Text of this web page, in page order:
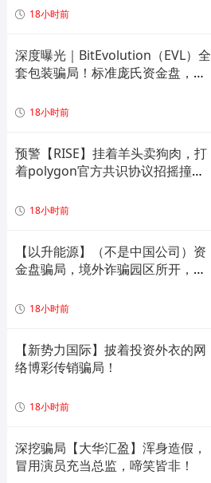
解预警！
18小时前
深度曝光｜BitEvolution（EVL）全
套包装骗局！标准庞氏资金盘，多
18小时前
预警【RISE】挂着羊头卖狗肉，打
着polygon官方共识协议招摇撞
模型，崩盘倒计时！
18小时前
【以升能源】（不是中国公司）资
金盘骗局，境外诈骗园区所开，单
18小时前
【新势力国际】披着投资外衣的网
络博彩传销骗局！
18小时前
深挖骗局【大华汇盈】浑身造假，
冒用演员充当总监，啼笑皆非！